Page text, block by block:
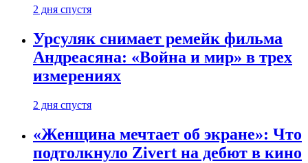
2 дня спустя
Урсуляк снимает ремейк фильма
Андреасяна: «Война и мир» в трех
измерениях
2 дня спустя
«Женщина мечтает об экране»: Что
подтолкнуло Zivert на дебют в кино